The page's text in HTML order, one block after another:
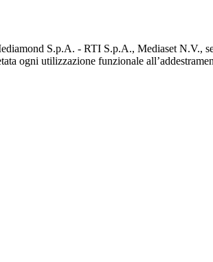
S.p.A. - RTI S.p.A., Mediaset N.V.,
ogni utilizzazione funzionale